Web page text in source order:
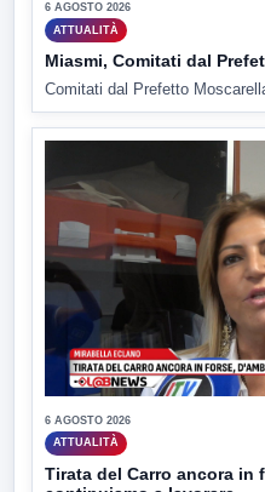
6 AGOSTO 2026
ATTUALITÀ
Miasmi, Comitati dal
Comitati dal Prefetto
6 AGOSTO 2026
ATTUALITÀ
Tirata del Carro ancora in